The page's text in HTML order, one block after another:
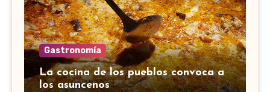
Gastronomía
La cocina de los pueblos convoca a
los asuncenos